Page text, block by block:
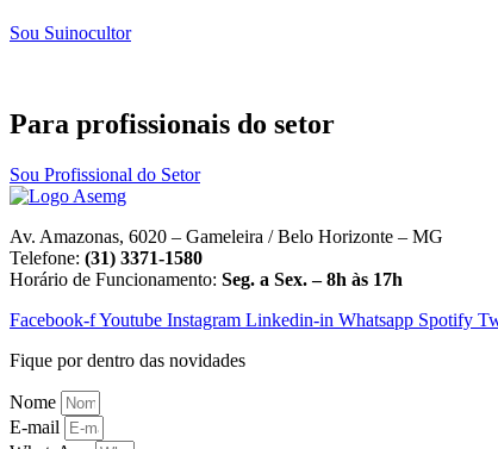
Sou Suinocultor
Para profissionais do setor
Sou Profissional do Setor
Av. Amazonas, 6020 – Gameleira / Belo Horizonte – MG
Telefone: (31) 3371-1580
Horário de Funcionamento: Seg. a Sex. – 8h às 17h
Facebook-fYoutube Instagram Linkedin-in Whatsapp Spotify
Fique por dentro das novidades
Nome
E-mail